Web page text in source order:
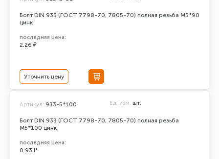
Болт DIN 933 (ГОСТ 7798-70, 7805-70) полная резьба М5*90
цинк
последняя цена:
2.26 ₽
Уточнить цену
Болт DIN 933 (ГОСТ 7798-70, 7805-70) полная резьба
М5*100 цинк
Артикул: 933-5*100 Ед. изм. шт.
последняя цена:
0.93 ₽